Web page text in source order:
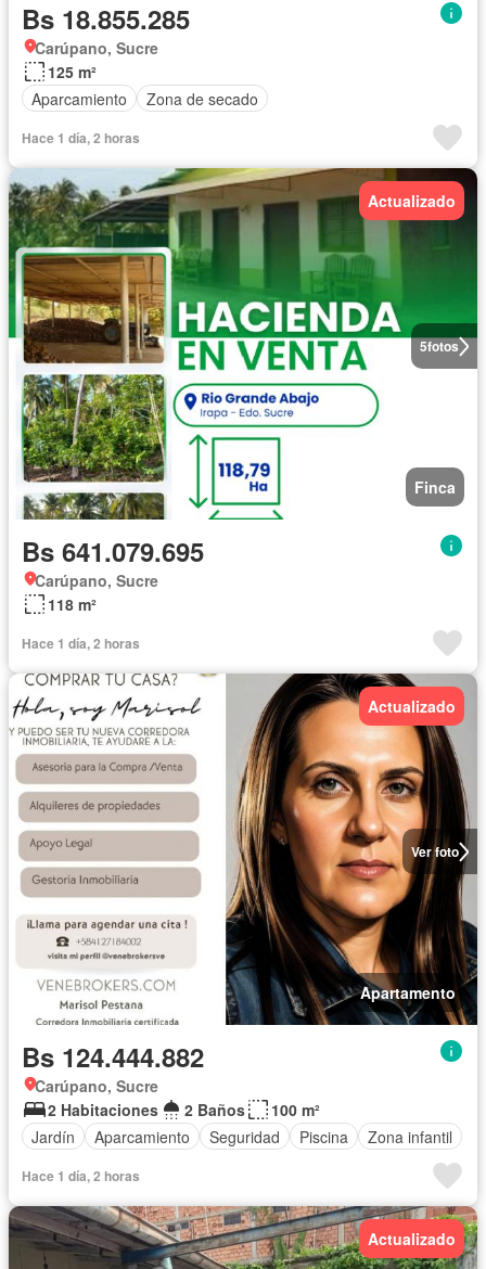
Bs 18.855.285
Carúpano, Sucre
125 m²
Aparcamiento
Zona de secado
Hace 1 día, 2 horas
5fotos
Actualizado
Finca
Bs 641.079.695
Carúpano, Sucre
118 m²
Hace 1 día, 2 horas
Ver foto
Actualizado
Apartamento
Bs 124.444.882
Carúpano, Sucre
2 Habitaciones
2 Baños
100 m²
Jardín
Aparcamiento Seguridad Piscina Zona infantil
Hace 1 día, 2 horas
Actualizado